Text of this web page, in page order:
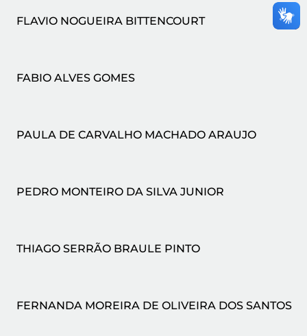
FLAVIO NOGUEIRA BITTENCOURT
FABIO ALVES GOMES
PAULA DE CARVALHO MACHADO ARAUJO
PEDRO MONTEIRO DA SILVA JUNIOR
THIAGO SERRÃO BRAULE PINTO
FERNANDA MOREIRA DE OLIVEIRA DOS SANTOS